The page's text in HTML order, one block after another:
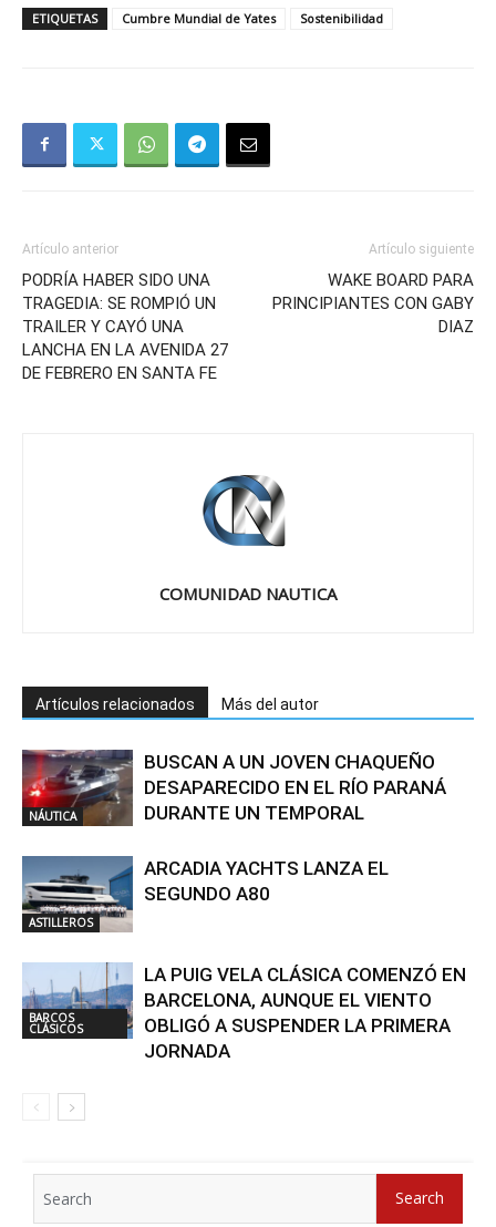
ETIQUETAS Cumbre Mundial de Yates Sostenibilidad
Artículo anterior
PODRÍA HABER SIDO UNA
TRAGEDIA: SE ROMPIÓ UN
TRAILER Y CAYÓ UNA
LANCHA EN LA AVENIDA 27
DE FEBRERO EN SANTA FE
Artículo siguiente
WAKE BOARD PARA
PRINCIPIANTES CON GABY
DIAZ
COMUNIDAD NAUTICA
Artículos relacionados Más del autor
NÁUTICA
BUSCAN A UN JOVEN CHAQUEÑO
DESAPARECIDO EN EL RÍO PARANÁ
DURANTE UN TEMPORAL
ASTILLEROS
ARCADIA YACHTS LANZA EL
SEGUNDO A80
BARCOS
CLÁSICOS
LA PUIG VELA CLÁSICA COMENZÓ EN
BARCELONA, AUNQUE EL VIENTO
OBLIGÓ A SUSPENDER LA PRIMERA
JORNADA
for:
Search